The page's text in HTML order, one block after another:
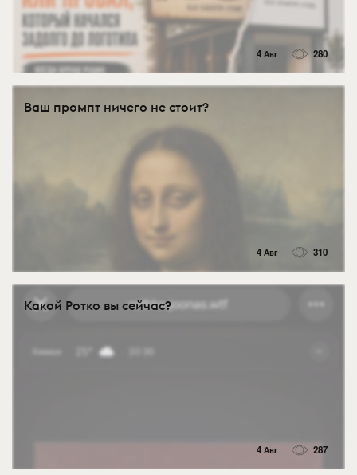
4 Авг 280
Ваш промпт ничего не стоит?
4 Авг 310
Какой Ротко вы сейчас?
4 Авг 287